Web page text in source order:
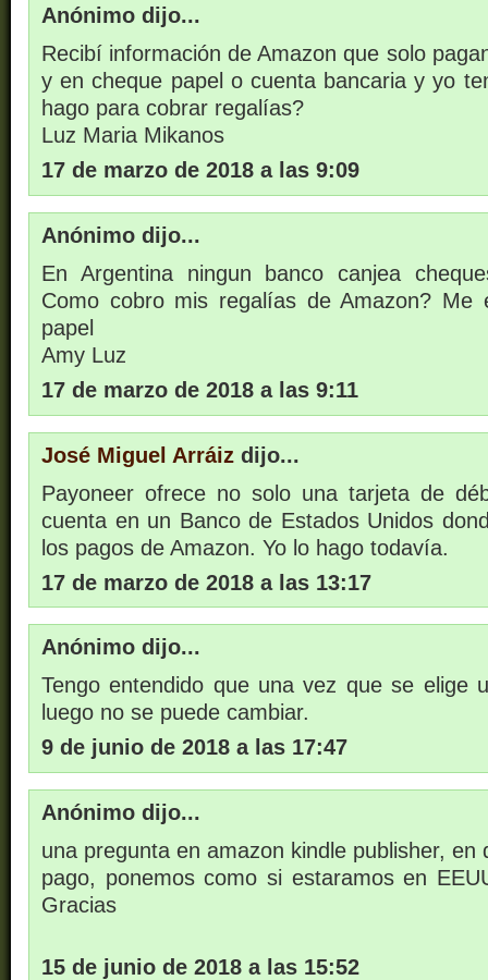
Anónimo dijo...
Recibí información de Amazon que solo
y en cheque papel o cuenta bancaria y yo
hago para cobrar regalías?
Luz Maria Mikanos
17 de marzo de 2018 a las 9:09
Anónimo dijo...
En Argentina ningun banco canjea
Como cobro mis regalías de Amazon? Me
papel
Amy Luz
17 de marzo de 2018 a las 9:11
José Miguel Arráiz dijo...
Payoneer ofrece no solo una tarjeta de
cuenta en un Banco de Estados Unidos
los pagos de Amazon. Yo lo hago todavía.
17 de marzo de 2018 a las 13:17
Anónimo dijo...
Tengo entendido que una vez que se elige
luego no se puede cambiar.
9 de junio de 2018 a las 17:47
Anónimo dijo...
una pregunta en amazon kindle publisher, en
pago, ponemos como si estaramos en
Gracias
15 de junio de 2018 a las 15:52